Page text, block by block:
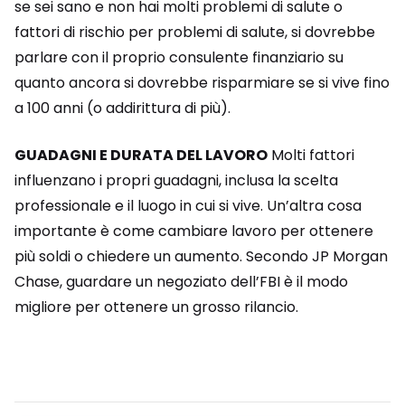
se sei sano e non hai molti problemi di salute o
fattori di rischio per problemi di salute, si dovrebbe
parlare con il proprio consulente finanziario su
quanto ancora si dovrebbe risparmiare se si vive fino
a 100 anni (o addirittura di più).
GUADAGNI E DURATA DEL LAVORO Molti fattori
influenzano i propri guadagni, inclusa la scelta
professionale e il luogo in cui si vive. Un’altra cosa
importante è come cambiare lavoro per ottenere
più soldi o chiedere un aumento. Secondo JP Morgan
Chase, guardare un negoziato dell’FBI è il modo
migliore per ottenere un grosso rilancio.